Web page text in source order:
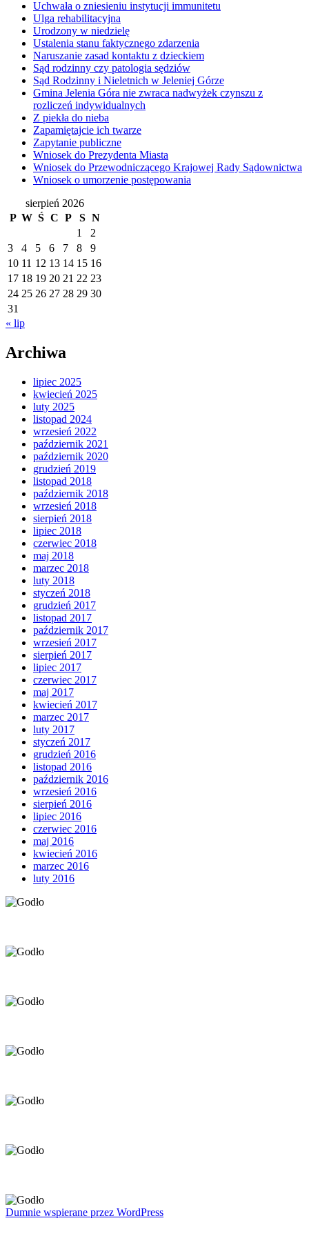
Uchwała o zniesieniu instytucji immunitetu
Ulga rehabilitacyjna
Urodzony w niedzielę
Ustalenia stanu faktycznego zdarzenia
Naruszanie zasad kontaktu z dzieckiem
Sąd rodzinny czy patologia sędziów
Sąd Rodzinny i Nieletnich w Jeleniej Górze
Gmina Jelenia Góra nie zwraca nadwyżek czynszu z
rozliczeń indywidualnych
Z piekła do nieba
Zapamiętajcie ich twarze
Zapytanie publiczne
Wniosek do Prezydenta Miasta
Wniosek do Przewodniczącego Krajowej Rady Sądownictwa
Wniosek o umorzenie postępowania
sierpień 2026
P W Ś C P S N
1
2
3
4 5 6 7 8
9
10 11 12 13 14 15 16
17 18 19 20 21 22 23
24 25 26 27 28 29 30
31
« lip
Archiwa
lipiec 2025
kwiecień 2025
luty 2025
listopad 2024
wrzesień 2022
październik 2021
październik 2020
grudzień 2019
listopad 2018
październik 2018
wrzesień 2018
sierpień 2018
lipiec 2018
czerwiec 2018
maj 2018
marzec 2018
luty 2018
styczeń 2018
grudzień 2017
listopad 2017
październik 2017
wrzesień 2017
sierpień 2017
lipiec 2017
czerwiec 2017
maj 2017
kwiecień 2017
marzec 2017
luty 2017
styczeń 2017
grudzień 2016
listopad 2016
październik 2016
wrzesień 2016
sierpień 2016
lipiec 2016
czerwiec 2016
maj 2016
kwiecień 2016
marzec 2016
luty 2016
Dumnie wspierane przez WordPress